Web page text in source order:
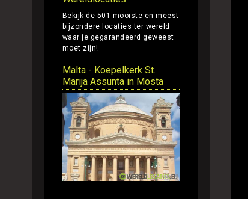
Bekijk de 501 mooiste en meest
bijzondere locaties ter wereld
waar je gegarandeerd geweest
moet zijn!
Malta - Koepelkerk St.
Marija Assunta in Mosta